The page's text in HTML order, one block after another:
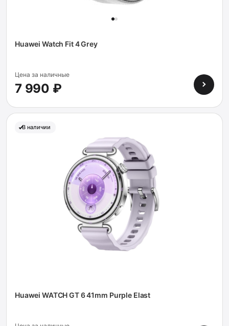
Huawei Watch Fit 4 Grey
Цена за наличные
7 990 ₽
В наличии
Huawei WATCH GT 6 41mm Purple Elast